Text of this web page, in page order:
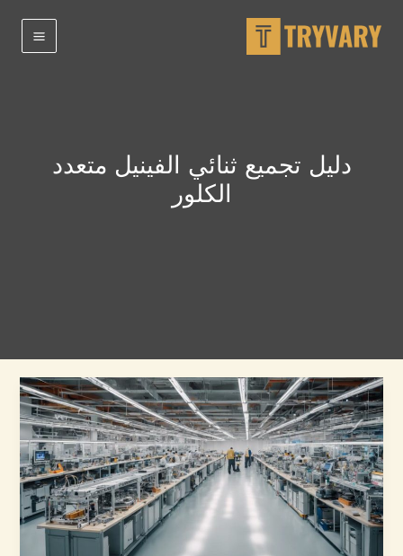
دليل تجميع ثنائي الفينيل متعدد
الكلور